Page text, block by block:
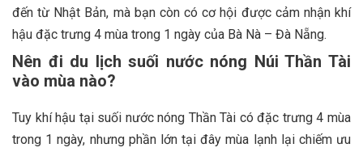
đến từ Nhật Bản, mà bạn còn có cơ hội được cảm nhận khí
hậu đặc trưng 4 mùa trong 1 ngày của Bà Nà – Đà Nẵng.
Nên đi du lịch suối nước nóng Núi Thần Tài
vào mùa nào?
Tuy khí hậu tại suối nước nóng Thần Tài có đặc trưng 4 mùa
trong 1 ngày, nhưng phần lớn tại đây mùa lạnh lại chiếm ưu